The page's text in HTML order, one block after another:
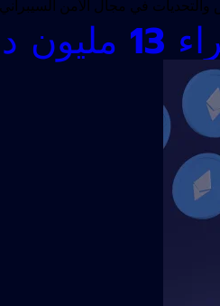
والتحديات في مجال الأمن